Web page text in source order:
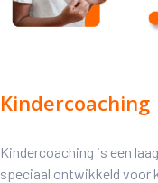
Kindercoaching
Kindercoaching is een
speciaal ontwikkeld voor